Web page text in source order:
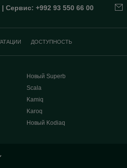
Сервис: +992 93 550 66 00
ДОСТУПНОСТЬ
Новый Superb
Scala
Kamiq
Karoq
Новый Kodiaq